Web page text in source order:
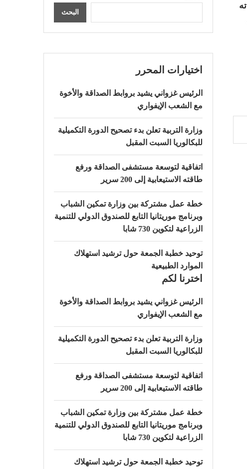
البحث
اختيارات المحرر
الرئيس غزواني يشيد بروابط الصداقة والأخوة
مع الشعب الإيفواري
وزارة التربية تعلن بدء تصحيح الدورة التكميلية
للبكالوريا السبت المقبل
اتفاقية لتوسعة مستشفى الصداقة ورفع
طاقته الاستيعابية إلى 200 سرير
خطة عمل مشتركة بين وزارة تمكين الشباب
وبرنامج موريتانيا التابع للصندوق الدولي للتنمية
الزراعية لتكوين 730 شابا
توحيد خطبة الجمعة حول ترشيد استهلاك
الموارد الطبيعية
اخترنا لكم
الرئيس غزواني يشيد بروابط الصداقة والأخوة
مع الشعب الإيفواري
وزارة التربية تعلن بدء تصحيح الدورة التكميلية
للبكالوريا السبت المقبل
اتفاقية لتوسعة مستشفى الصداقة ورفع
طاقته الاستيعابية إلى 200 سرير
خطة عمل مشتركة بين وزارة تمكين الشباب
وبرنامج موريتانيا التابع للصندوق الدولي للتنمية
الزراعية لتكوين 730 شابا
توحيد خطبة الجمعة حول ترشيد استهلاك